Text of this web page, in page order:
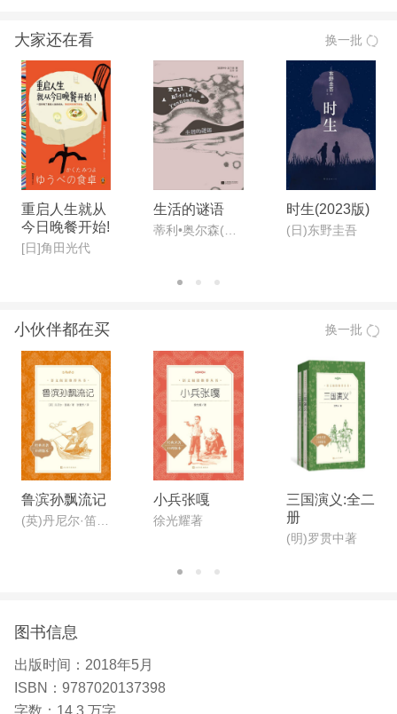
大家还在看 换一批
重启人生就从
今日晚餐开始!
[日]角田光代
生活的谜语 时生(2023版)
(日)东野圭吾
小伙伴都在买 换一批
鲁滨孙飘流记 小兵张嘎
徐光耀著
三国演义:全二
册
(明)罗贯中著
图书信息
出版时间： 2018年5月
ISBN： 9787020137398
字数： 14.3 万字